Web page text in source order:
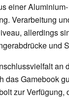
einer
Verarbeitung
allerdings
und
an
das Gamebook
zur Verfügung,